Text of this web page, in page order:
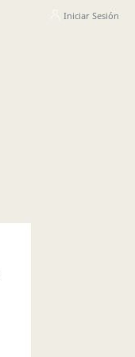
Iniciar Sesión